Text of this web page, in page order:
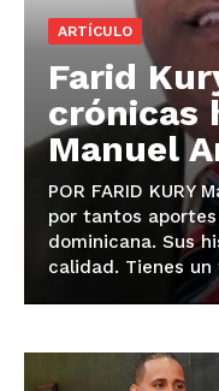
ARTÍCULO
Farid
crónicas
Manuel
POR FARID KURY
por tantos
dominicana. Sus
calidad. Tienes